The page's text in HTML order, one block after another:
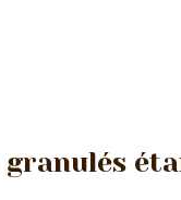
granulés